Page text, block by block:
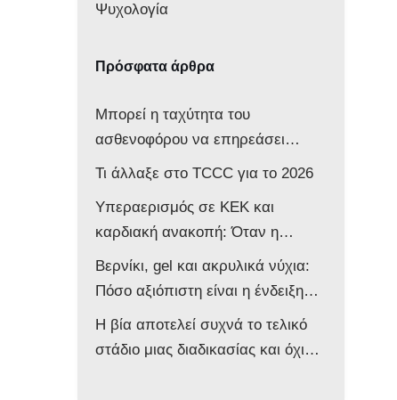
Ψυχολογία
Πρόσφατα άρθρα
Μπορεί η ταχύτητα του
ασθενοφόρου να επηρεάσει
νευρολογικά ένα βρέφος;
Τι άλλαξε στο TCCC για το 2026
Υπεραερισμός σε ΚΕΚ και
καρδιακή ανακοπή: Όταν η
επιθετική αντιμετώπιση βλάπτει
τον ασθενή
Βερνίκι, gel και ακρυλικά νύχια:
Πόσο αξιόπιστη είναι η ένδειξη
του παλμικού οξυμέτρου στο
ασθενοφόρο;
Η βία αποτελεί συχνά το τελικό
στάδιο μιας διαδικασίας και όχι